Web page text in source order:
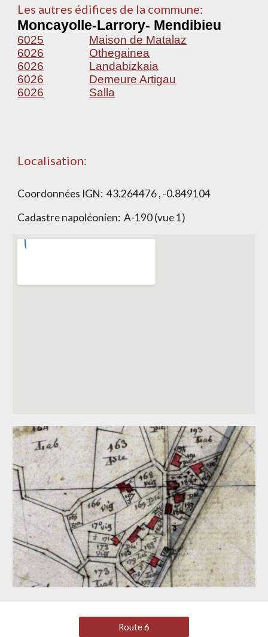
Les autres édifices de la commune:
Moncayolle-Larrory- Mendibieu
6025
Maison de Matalaz
6026
Othegainea
6026
Landabizkaia
6026
Demeure Artigau
6026
Salla
Localisation:
Coordonnées IGN: 43.264476 , -0.849104
Cadastre napoléonien: A-190 (vue 1)
Route 6